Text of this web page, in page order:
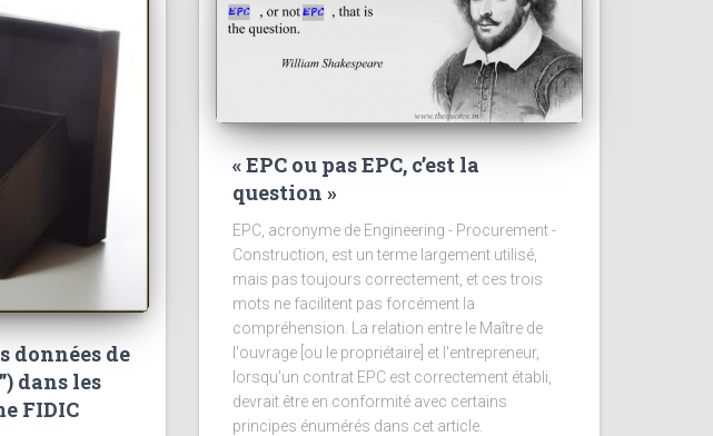
données de
dans les
FIDIC
« EPC ou pas EPC, c’est la
question »
EPC, acronyme de Engineering - Procurement -
Construction, est un terme largement utilisé,
mais pas toujours correctement, et ces trois
mots ne facilitent pas forcément la
compréhension. La relation entre le Maître de
l'ouvrage [ou le propriétaire] et l'entrepreneur,
lorsqu'un contrat EPC est correctement établi,
devrait être en conformité avec certains
principes énumérés dans cet article.